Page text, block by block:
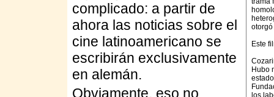
complicado: a partir de
ahora las noticias sobre el
cine latinoamericano se
escribirán exclusivamente
en alemán.
Obviamente, eso no
Este
Hubo
los